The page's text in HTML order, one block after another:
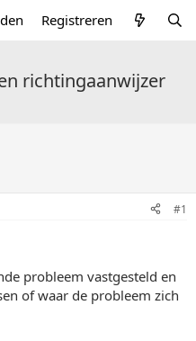
Registreren
richtingaanwijzer
#1
probleem vastgesteld en
of waar de probleem zich